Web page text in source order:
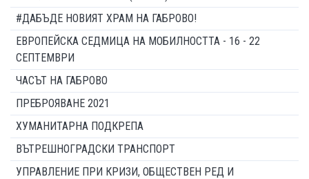
#ДАБЪДЕ НОВИЯТ ХРАМ НА ГАБРОВО!
ЕВРОПЕЙСКА СЕДМИЦА НА МОБИЛНОСТТА - 16 - 22
СЕПТЕМВРИ
ЧАСЪТ НА ГАБРОВО
ПРЕБРОЯВАНЕ 2021
ХУМАНИТАРНА ПОДКРЕПА
ВЪТРЕШНОГРАДСКИ ТРАНСПОРТ
УПРАВЛЕНИЕ ПРИ КРИЗИ, ОБЩЕСТВЕН РЕД И